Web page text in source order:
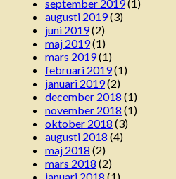
september 2019(1)
augusti 2019(3)
juni 2019(2)
maj 2019(1)
mars 2019(1)
februari 2019(1)
januari 2019(2)
december 2018 (1)
november 2018 (1)
oktober 2018 (3)
augusti 2018 (4)
maj 2018 (2)
mars 2018 (2)
januari 2018 (1)